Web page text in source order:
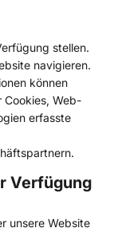
stellen.
navigieren.
können
Cookies, Web-
erfasste
Verfügung
unsere Website